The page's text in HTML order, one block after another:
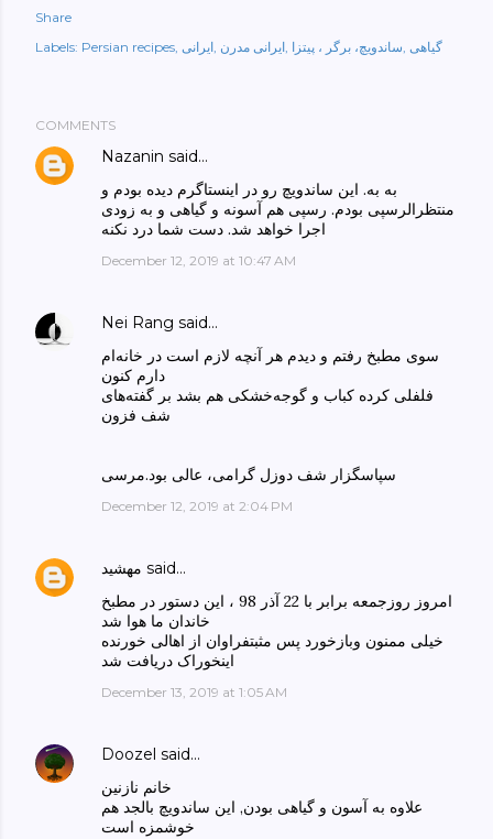
Share
Labels: Persian recipes ایرانی ایرانی مدرن ساندویچ، برگر ، پیتزا گیاهی
COMMENTS
Nazanin said…
به به. این ساندویچ رو در اینستاگرم دیده بودم و
منتظرالرسپی بودم. رسپی هم آسونه و گیاهی و به زودی
اجرا خواهد شد. دست شما درد نکنه
December 12, 2019 at 10:47 AM
Nei Rang said…
سوی مطبخ رفتم و دیدم هر آنچه لازم است در خانه‌ام
دارم کنون
فلفلی کرده کباب و گوجه‌خشکی هم بشد بر گفته‌های
شف فزون
سپاسگزار شف دوزل گرامی، عالی بود.مرسی
December 12, 2019 at 2:04 PM
مهشید said…
امروز روزجمعه برابر با 22 آذر 98 ، این دستور در مطبخ
خاندان ما هوا شد
خیلی ممنون وبازخورد پس مثبتفراوان از اهالی خورنده
اینخوراک دریافت شد
December 13, 2019 at 1:05 AM
Doozel said…
خانم نازنین
علاوه به آسون و گیاهی بودن, این ساندویچ بالجد هم
خوشمزه است